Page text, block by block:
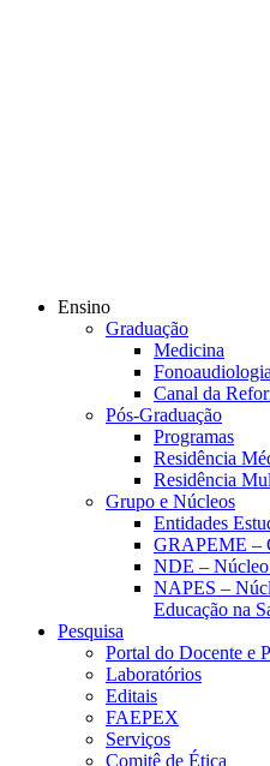
Ensino
Graduação
Medicina
Fonoaudiologia
Canal da
Pós-Graduação
Programas
Residência
Residência
Grupo e Núcleos
Entidades
GRAPEME –
NDE – Núcleo
NAPES –
Educação na
Pesquisa
Portal do Docente e
Laboratórios
Editais
FAEPEX
Serviços
Comitê de Ética